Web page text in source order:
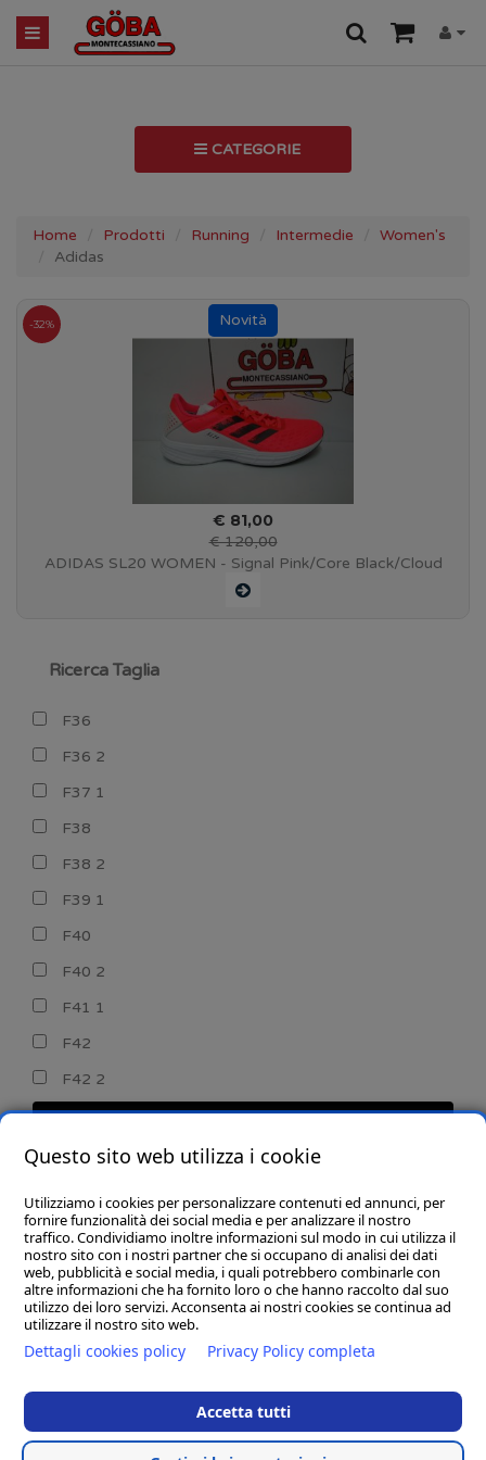
CATEGORIE
Home Prodotti Running Intermedie
Women's
Adidas
-32%
€ 81,00
€ 120,00
ADIDAS SL20 WOMEN - Signal Pink/Core Black/Cloud
White
Ricerca Taglia
F36
F36 2
F37 1
F38
F38 2
F39 1
F40
F40 2
F41 1
F42
F42 2
CHI SIAMO
GOBA.IT
SHOP
Questo sito web utilizza i cookie
Utilizziamo i cookies per personalizzare contenuti ed annunci, per
fornire funzionalità dei social media e per analizzare il nostro
traffico. Condividiamo inoltre informazioni sul modo in cui utilizza il
nostro sito con i nostri partner che si occupano di analisi dei dati
web, pubblicità e social media, i quali potrebbero combinarle con
altre informazioni che ha fornito loro o che hanno raccolto dal suo
utilizzo dei loro servizi. Acconsenta ai nostri cookies se continua ad
utilizzare il nostro sito web.
Dettagli cookies policy Privacy Policy completa
Accetta tutti